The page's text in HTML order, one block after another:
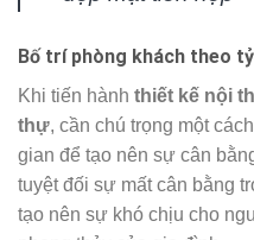
Bố trí phòng khách theo
Khi tiến hành thiết kế nội
thự, cần chú trọng một
gian để tạo nên sự cân
tuyệt đối sự mất cân bằng
tạo nên sự khó chịu cho